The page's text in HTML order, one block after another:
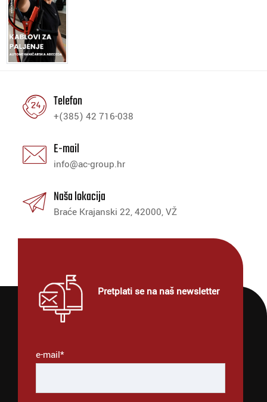
Telefon
+(385) 42 716-038
E-mail
info@ac-group.hr
Naša lokacija
Braće Krajanski 22, 42000, VŽ
Pretplati se na naš newsletter
e-mail*